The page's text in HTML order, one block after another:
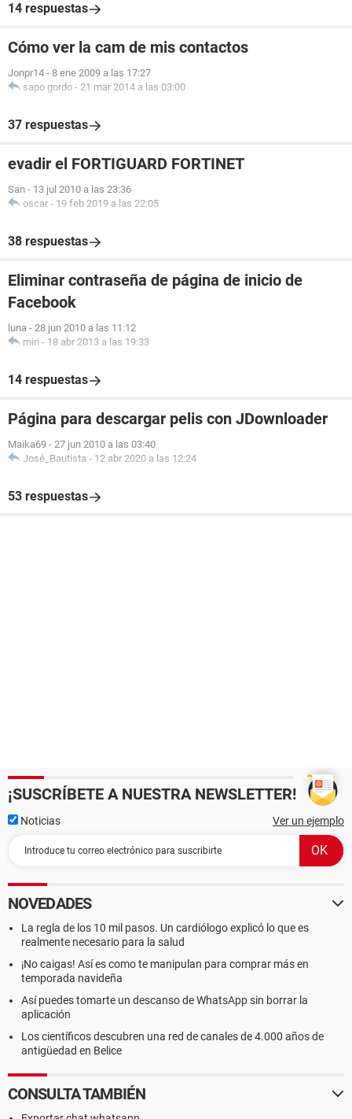
14 respuestas
Cómo ver la cam de mis contactos
Jonpr14 - 8 ene 2009 a las 17:27
sapo gordo - 21 mar 2014 a las 03:00
37 respuestas
evadir el FORTIGUARD FORTINET
San - 13 jul 2010 a las 23:36
oscar - 19 feb 2019 a las 22:05
38 respuestas
Eliminar contraseña de página de inicio de
Facebook
luna - 28 jun 2010 a las 11:12
miri - 18 abr 2013 a las 19:33
14 respuestas
Página para descargar pelis con JDownloader
Maika69 - 27 jun 2010 a las 03:40
José_Bautista - 12 abr 2020 a las 12:24
53 respuestas
¡SUSCRÍBETE A NUESTRA NEWSLETTER!
Noticias Ver un ejemplo
NOVEDADES
La regla de los 10 mil pasos. Un cardiólogo explicó lo que es
realmente necesario para la salud
¡No caigas! Así es como te manipulan para comprar más en
temporada navideña
Así puedes tomarte un descanso de WhatsApp sin borrar la
aplicación
Los científicos descubren una red de canales de 4.000 años de
antigüedad en Belice
CONSULTA TAMBIÉN